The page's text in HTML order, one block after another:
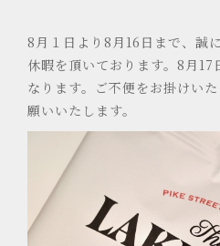
8月１日より8月16日まで、誠
休暇を頂いております。8月17
なります。 ご不便をお掛けい
願いいたします。